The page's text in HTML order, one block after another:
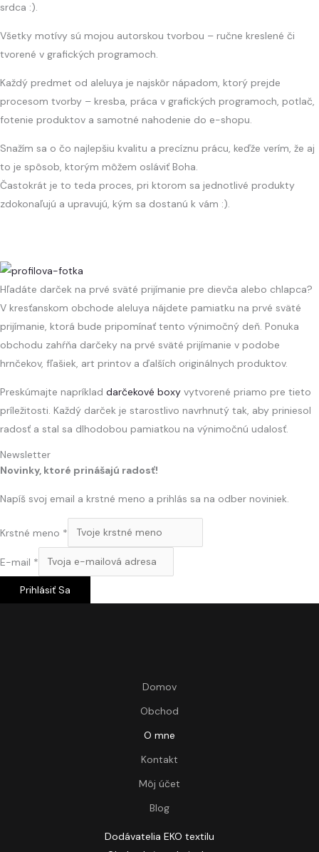
srdca :).
Všetky motívy sú mojou autorskou tvorbou – ručne kreslené či
tvorené v grafických programoch.
Každý predmet od aleluya je najskôr nápadom, ktorý prejde
procesom tvorby – kresba, práca v grafických programoch, potlač,
fotenie produktov a samotné nahodenie do e-shopu.
Snažím sa o čo najlepšiu kvalitu a precíznu prácu, keďže verím, že aj
to je spôsob, ktorým môžem osláviť Boha.
Častokrát je to teda proces, pri ktorom sa jednotlivé produkty
zdokonaľujú a upravujú, kým sa dostanú k vám :).
Hľadáte darček na prvé sväté prijímanie pre dievča alebo chlapca?
V kresťanskom obchode aleluya nájdete pamiatku na prvé sväté
prijímanie, ktorá bude pripomínať tento výnimočný deň. Ponuka
obchodu zahŕňa darčeky na prvé sväté prijímanie v podobe
hrnčekov, fľašiek, art printov a ďalších originálnych produktov.
Preskúmajte napríklad darčekové boxy vytvorené priamo pre tieto
príležitosti. Každý darček je starostlivo navrhnutý tak, aby priniesol
radosť a stal sa dlhodobou pamiatkou na výnimočnú udalosť.
Newsletter
Novinky, ktoré prinášajú radosť!
Napíš svoj email a krstné meno a prihlás sa na odber noviniek.
Krstné meno *
E-mail *
Prihlásiť Sa
Domov
Obchod
O mne
Kontakt
Môj účet
Blog
Dodávatelia EKO textilu